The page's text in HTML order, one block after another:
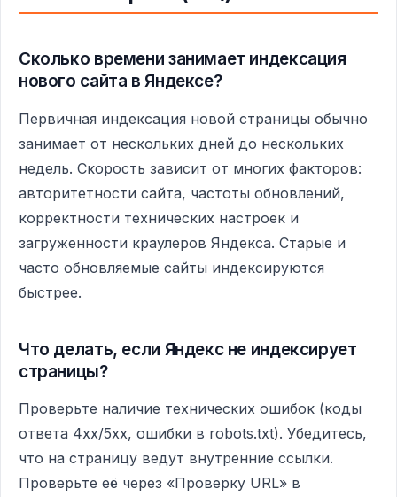
Сколько времени занимает индексация
нового сайта в Яндексе?
Первичная индексация новой страницы обычно
занимает от нескольких дней до нескольких
недель. Скорость зависит от многих факторов:
авторитетности сайта, частоты обновлений,
корректности технических настроек и
загруженности краулеров Яндекса. Старые и
часто обновляемые сайты индексируются
быстрее.
Что делать, если Яндекс не индексирует
страницы?
Проверьте наличие технических ошибок (коды
ответа 4xx/5xx, ошибки в robots.txt). Убедитесь,
что на страницу ведут внутренние ссылки.
Проверьте её через «Проверку URL» в